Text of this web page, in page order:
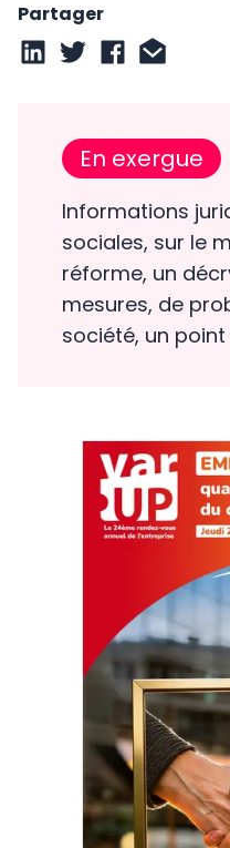
Partager
En exergue
Informations
sociales, sur le
réforme, un
mesures, de
société, un point